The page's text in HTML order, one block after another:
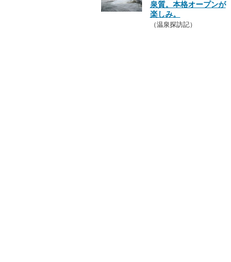
泉質。本格オープンが
楽しみ。
（温泉探訪記）